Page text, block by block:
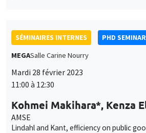
SÉMINAIRES INTERNES
PHD SEMINAR
MEGASalle Carine Nourry
Mardi 28 février 2023
11:00 à 12:30
Kohmei Makihara*, Kenza
AMSE
Lindahl and Kant, efficiency on public